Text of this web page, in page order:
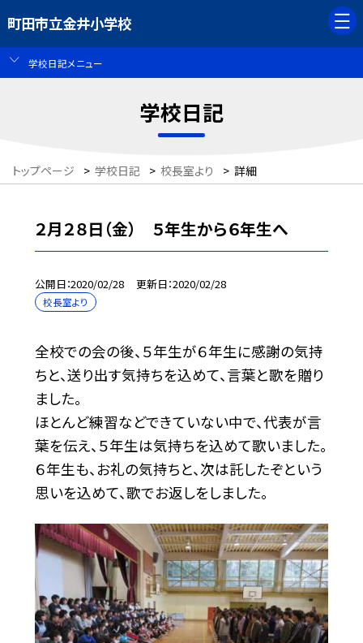
町田市立金井小学校
学校日記メニュー
学校日記
トップページ > 学校日記 > 校長室より > 詳細
２月２８日（金） ５年生から６年生へ
公開日 2020/02/28 更新日 2020/02/28
校長室より
全校での会の後、５年生が６年生に感謝の気持
ちと、送り出す気持ちを込めて、言葉と歌を贈り
ました。
ほとんど練習などできていない中で、代表が言
葉を伝え、５年生は気持ちを込めて歌いました。
６年生も、お礼の気持ちと、次は託したぞという
思いを込めて、歌でお返しをしました。